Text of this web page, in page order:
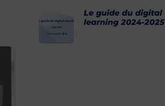
Le guide du digital
learning 2024-2025